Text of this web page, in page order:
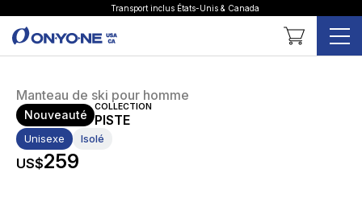
Transport inclus États-Unis & Canada
Panier
Manteau de ski pour homme
Nouveauté
COLLECTION
PISTE
Unisexe Isolé
US$259